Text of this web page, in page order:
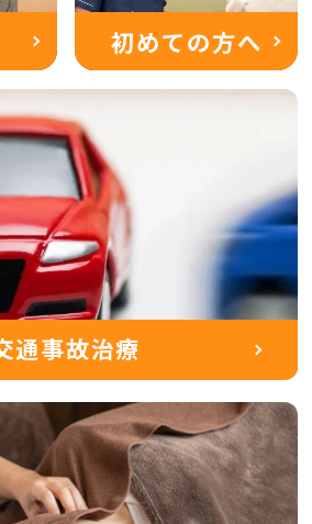
初めての方へ
通事故治療